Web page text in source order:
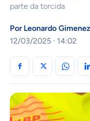
parte da torcida
Por Leonardo Gimenez
12/03/2025 · 14:02